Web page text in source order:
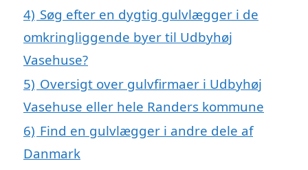
4) Søg efter en dygtig gulvlægger i de
omkringliggende byer til Udbyhøj
Vasehuse?
5) Oversigt over gulvfirmaer i Udbyhøj
Vasehuse eller hele Randers kommune
6) Find en gulvlægger i andre dele af
Danmark